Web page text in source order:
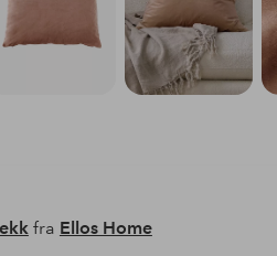
fra Ellos Home